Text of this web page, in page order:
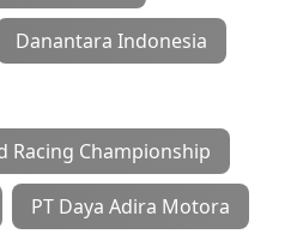
Danantara Indonesia
Racing Championship
PT Daya Adira Motora